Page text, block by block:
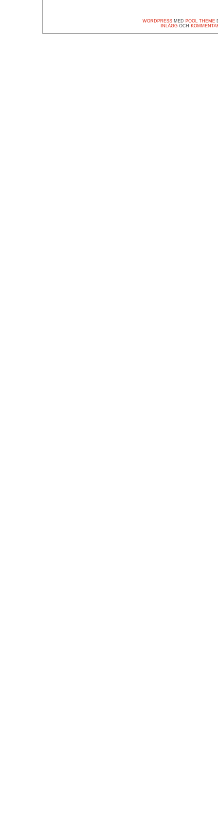
WORDPRESSMED POOL THEME
INLÄGGOCH